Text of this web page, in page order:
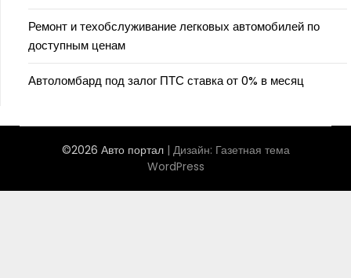
Ремонт и техобслуживание легковых автомобилей по
доступным ценам
Автоломбард под залог ПТС ставка от 0% в месяц
©2026 Авто портал | Дизайн: Газетная тема
WordPress